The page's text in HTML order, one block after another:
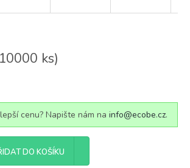
ks)
cenu? Napište nám na info@ecobe.cz.
DO KOŠÍKU